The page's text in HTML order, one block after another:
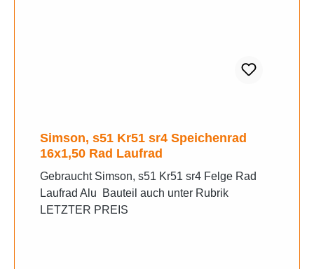
Simson, s51 Kr51 sr4 Speichenrad
16x1,50 Rad Laufrad
Gebraucht Simson, s51 Kr51 sr4 Felge Rad
Laufrad Alu Bauteil auch unter Rubrik
LETZTER PREIS